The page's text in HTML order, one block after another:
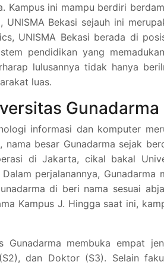
Kampus ini mampu berdiri
UNISMA Bekasi sejauh ini
UNISMA Bekasi berada di
pendidikan yang
lulusannya tidak hanya
luas.
Gunadarma
informasi dan komputer
nama besar Gunadarma sejak
di Jakarta, cikal bakal
Dalam perjalanannya,
di beri nama sesuai
Kampus J. Hingga saat ini,
Gunadarma membuka empat
dan Doktor (S3). Selain